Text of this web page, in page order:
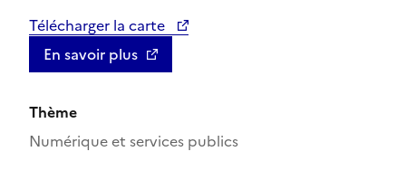
Thème
Numérique et services publics
Télécharger la carte
En savoir plus